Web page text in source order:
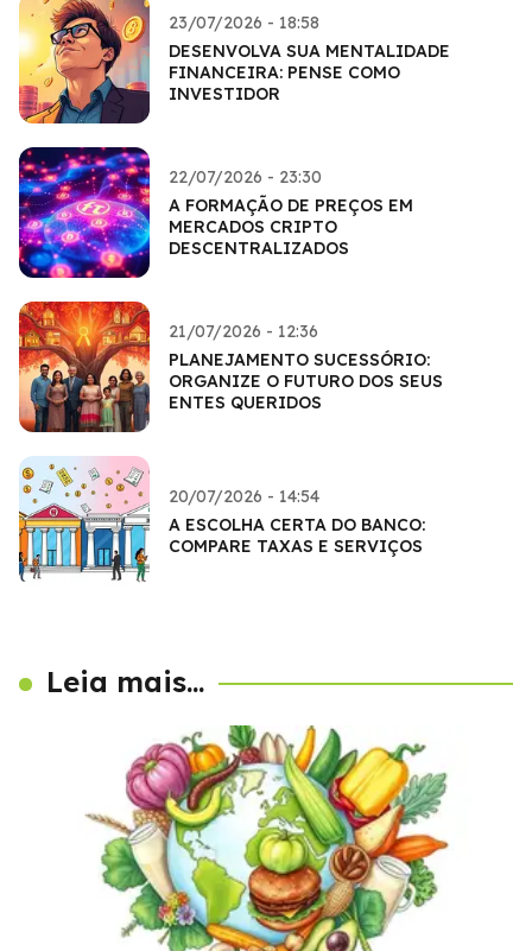
23/07/2026 - 18:58
DESENVOLVA SUA MENTALIDADE
FINANCEIRA: PENSE COMO
INVESTIDOR
22/07/2026 - 23:30
A FORMAÇÃO DE PREÇOS EM
MERCADOS CRIPTO
DESCENTRALIZADOS
21/07/2026 - 12:36
PLANEJAMENTO SUCESSÓRIO:
ORGANIZE O FUTURO DOS SEUS
ENTES QUERIDOS
20/07/2026 - 14:54
A ESCOLHA CERTA DO BANCO:
COMPARE TAXAS E SERVIÇOS
Leia mais...